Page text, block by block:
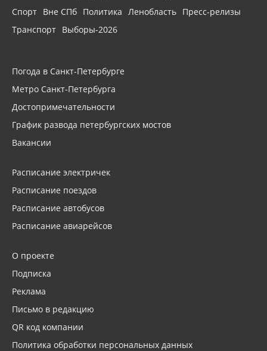
Спорт Вне СПб Политика Ленобласть Пресс-релизы
Транспорт Выборы-2026
Погода в Санкт-Петербурге
Метро Санкт-Петербурга
Достопримечательности
График развода петербургских мостов
Вакансии
Расписание электричек
Расписание поездов
Расписание автобусов
Расписание авиарейсов
О проекте
Подписка
Реклама
Письмо в редакцию
QR код компании
Политика обработки персональных данных